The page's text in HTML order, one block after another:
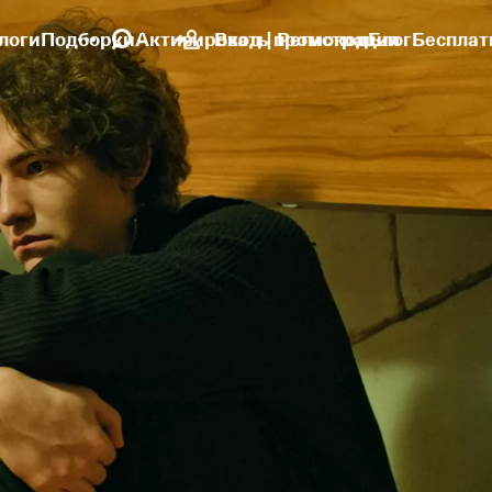
ПодборкиАктивировать промокодБлог
Вход | Регистрация